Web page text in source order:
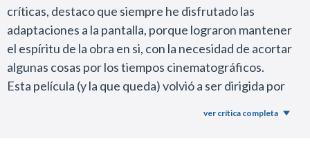
críticas, destaco que siempre he disfrutado las
adaptaciones a la pantalla, porque lograron mantener
el espíritu de la obra en si, con la necesidad de acortar
algunas cosas por los tiempos cinematográficos.
Esta película (y la que queda) volvió a ser dirigida por
ver crítica completa